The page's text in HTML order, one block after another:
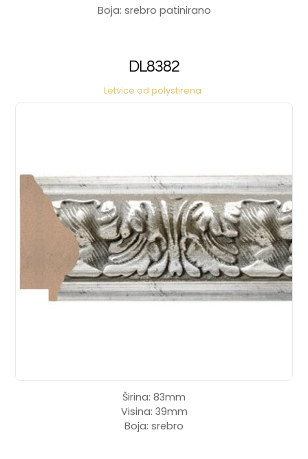
Boja: srebro patinirano
DL8382
Letvice od polystirena
Širina: 83mm
Visina: 39mm
Boja: srebro